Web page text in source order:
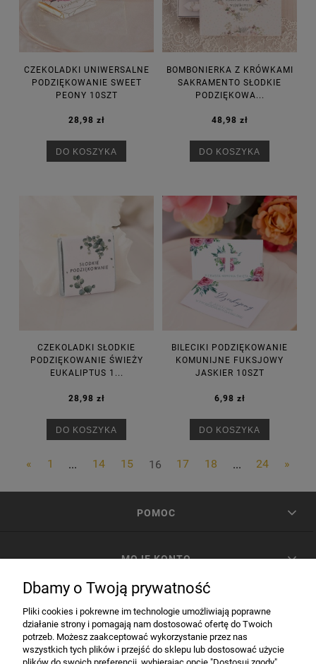
CZEKOLADKI UNIWERSALNE
PODZIĘKOWANIE SWEET
PEONY 10SZT
28,98 zł
DO KOSZYKA
BOMBONIERKA Z KRÓWKAMI
SAKRAMENTO SŁODKIE
PODZIĘKOWA...
48,98 zł
DO KOSZYKA
CZEKOLADKI SŁODKIE
PODZIĘKOWANIE ŚWIEŻY
EUKALIPTUS 1...
28,98 zł
DO KOSZYKA
BILECIKI PODZIĘKOWANIE
KOMUNIJNE FUKSJOWY
JASKIER 10SZT
6,98 zł
DO KOSZYKA
« 1 ... 14 15 16 17 18 ... 24 »
POMOC
MOJE KONTO
INFORMACJE
Dbamy o Twoją prywatność
Pliki cookies i pokrewne im technologie umożliwiają poprawne
działanie strony i pomagają nam dostosować ofertę do Twoich
potrzeb. Możesz zaakceptować wykorzystanie przez nas
wszystkich tych plików i przejść do sklepu lub dostosować użycie